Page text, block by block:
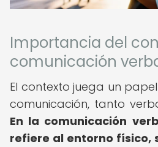
Importancia del
comunicación
El contexto juega un
comunicación, tanto
En la comunicación
refiere al entorno físico,